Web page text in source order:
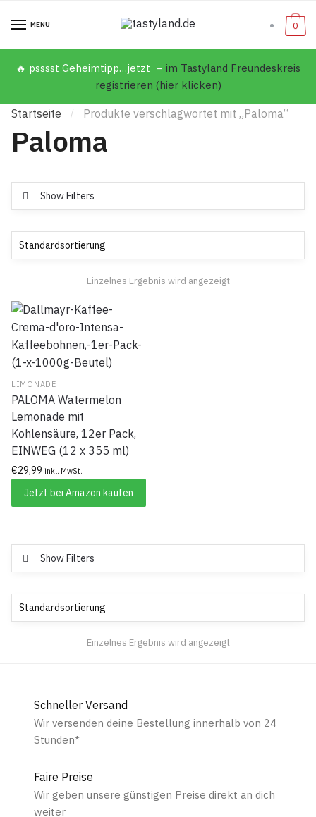
MENU 0
🔥 psssst Geheimtipp…jetzt – im Tastyland Freundeskreis
registrieren (hier klicken)
Startseite / Produkte verschlagwortet mit „Paloma“
Paloma
Show Filters
Einzelnes Ergebnis wird angezeigt
LIMONADE
PALOMA Watermelon
Lemonade mit
Kohlensäure, 12er Pack,
EINWEG (12 x 355 ml)
€29,99 inkl. MwSt.
Jetzt bei Amazon kaufen
Show Filters
Einzelnes Ergebnis wird angezeigt
Schneller Versand
Wir versenden deine Bestellung innerhalb von 24
Stunden*
Faire Preise
Wir geben unsere günstigen Preise direkt an dich
weiter